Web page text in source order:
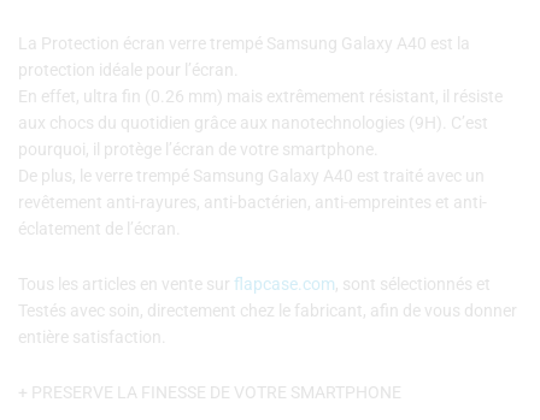
La Protection écran verre trempé Samsung Galaxy A40 est la
protection idéale pour l’écran.
En effet, ultra fin (0.26 mm) mais extrêmement résistant, il résiste
aux chocs du quotidien grâce aux nanotechnologies (9H). C’est
pourquoi, il protège l’écran de votre smartphone.
De plus, le verre trempé Samsung Galaxy A40 est traité avec un
revêtement anti-rayures, anti-bactérien, anti-empreintes et anti-
éclatement de l’écran.
Tous les articles en vente sur flapcase.com, sont sélectionnés et
Testés avec soin, directement chez le fabricant, afin de vous donner
entière satisfaction.
+ PRESERVE LA FINESSE DE VOTRE SMARTPHONE